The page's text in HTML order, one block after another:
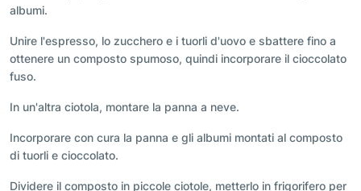
albumi.
Unire l'espresso, lo zucchero e i tuorli d'uovo e sbattere fino a
ottenere un composto spumoso, quindi incorporare il cioccolato
fuso.
In un'altra ciotola, montare la panna a neve.
Incorporare con cura la panna e gli albumi montati al composto
di tuorli e cioccolato.
Dividere il composto in piccole ciotole, metterlo in frigorifero per